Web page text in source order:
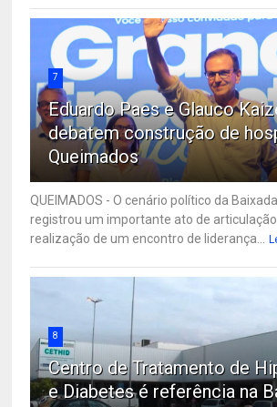
7
Eduardo Paes e Glauco
debatem construção de
Queimados
QUEIMADOS - O cenário político da
registrou um importante ato de
realização de um encontro de liderança...
8
Centro de Tratamento de
e Diabetes é referência na